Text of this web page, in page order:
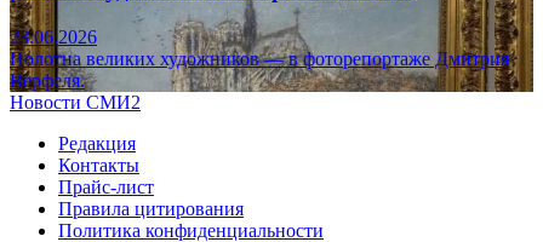
23.06.2026
Полотна великих художников — в фоторепортаже Дмитрия
Верфеля.
Новости СМИ2
Редакция
Контакты
Прайс-лист
Правила цитирования
Политика конфиденциальности